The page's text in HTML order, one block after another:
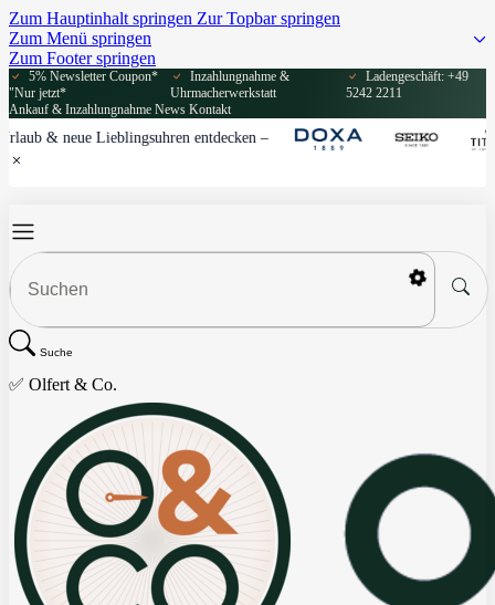
Zum Hauptinhalt springen Zur Topbar springen
Zum Menü springen
Zum Footer springen
5% Newsletter Coupon*
"Nur jetzt*
Inzahlungnahme &
Uhrmacherwerkstatt
Ladengeschäft: +49
5242 2211
Ankauf & Inzahlungnahme News Kontakt
& neue Lieblingsuhren entdecken–
Suche
✅ Olfert & Co.